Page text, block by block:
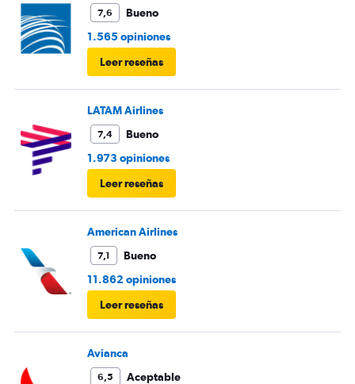
7,6
Bueno
1.565 opiniones
Leer reseñas
LATAM Airlines
7,4
Bueno
1.973 opiniones
Leer reseñas
American Airlines
7,1
Bueno
11.862 opiniones
Leer reseñas
Avianca
6,5
Aceptable